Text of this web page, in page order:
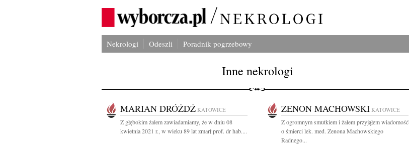
Nekrologi Odeszli Poradnik pogrzebowy
Inne nekrologi
MARIAN DRÓŻDŻ KATOWICE
Z głębokim żalem zawiadamiamy, że w dniu 08
kwietnia 2021 r., w wieku 89 lat zmarł prof. dr hab....
ZENON MACHOWSKI KATOWICE
Z ogromnym smutkiem i żalem przyjąłem wiadomość
o śmierci lek. med. Zenona Machowskiego
Radnego...